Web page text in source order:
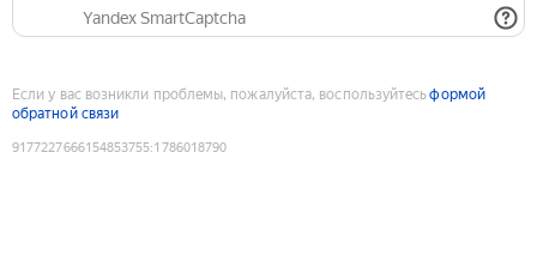
Yandex SmartCaptcha
Если у вас возникли проблемы, пожалуйста, воспользуйтесьформой
обратной связи
9177227666154853755:1786018790